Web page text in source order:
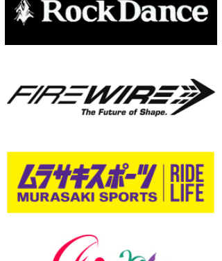
SancheZ
米山予報士
banpaku
Mr.K
Romisea